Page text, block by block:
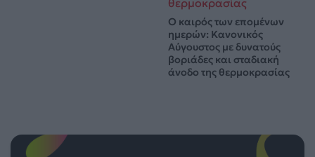
Ο καιρός των επομένων
ημερών: Κανονικός
Αύγουστος με δυνατούς
βοριάδες και σταδιακή
άνοδο της θερμοκρασίας